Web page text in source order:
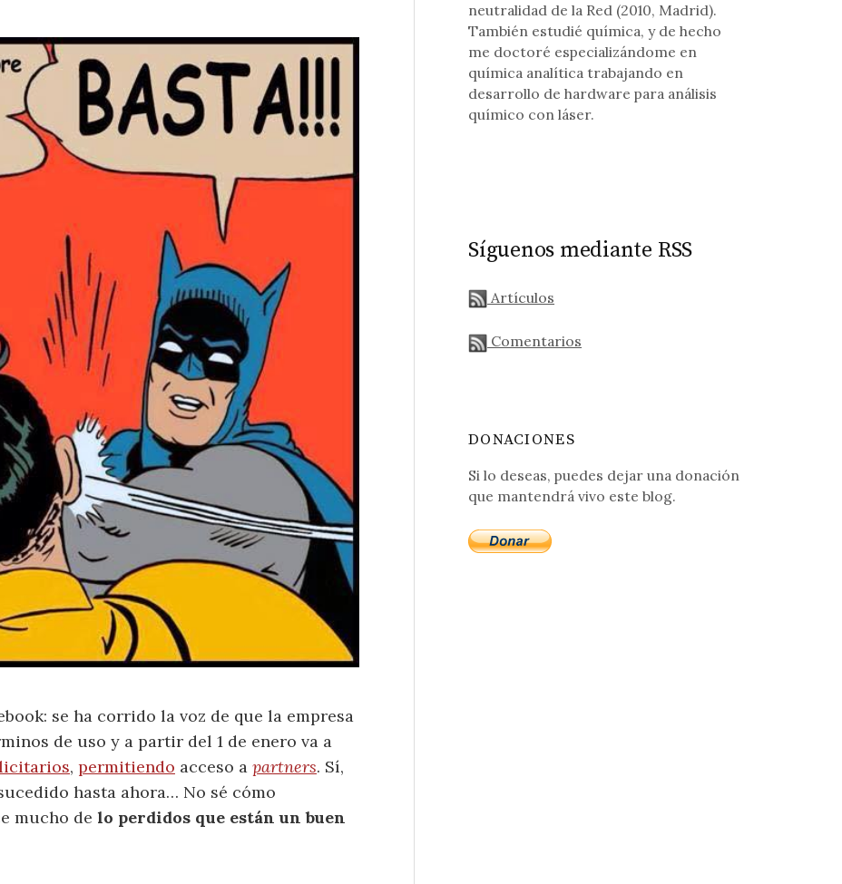
se ha corrido la voz de que la empresa
de uso y a partir del 1 de enero va a
, permitiendo acceso a partners. Sí,
hasta ahora… No sé cómo
mucho de lo perdidos que están un buen
neutralidad de la Red (2010, Madrid).
También estudié química, y de hecho
me doctoré especializándome en
química analítica trabajando en
desarrollo de hardware para análisis
químico con láser.
Síguenos mediante RSS
Artículos
Comentarios
DONACIONES
Si lo deseas, puedes dejar una donación
que mantendrá vivo este blog.